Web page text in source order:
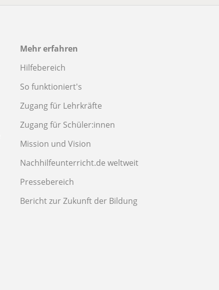
Mehr erfahren
Hilfebereich
So funktioniert's
Zugang für Lehrkräfte
Zugang für Schüler:innen
Mission und Vision
Nachhilfeunterricht.de weltweit
Pressebereich
Bericht zur Zukunft der Bildung